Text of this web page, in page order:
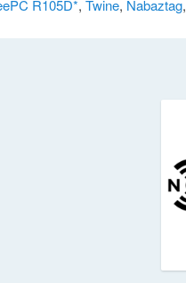
R105D*, Twine, Nabaztag,